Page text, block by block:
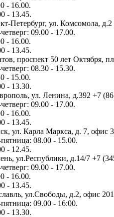
- 16.00.
- 13.45.
Петербург, ул. Комсомола, д.2
09.00 - 17.00.
- 16.00.
- 13.45.
проспект 50 лет
08.30 - 15.30.
- 15.00.
- 13.30.
ул. Ленина, д.392 +7
09.00 - 17.00.
- 16.00.
- 13.45.
ул. Карла Маркса, д. 7, офис
пятница: 08.00 - 15.00.
- 12.45.
ул.Республики, д.14/7 +7
09.00 - 17.00.
- 16.00.
- 13.45.
ул.Свободы, д.2, офис
пятница: 09.00 - 16:00.
- 13.30.